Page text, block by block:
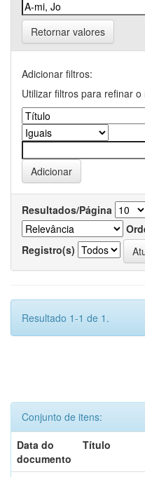
Retornar valores
Adicionar filtros:
Utilizar filtros para refinar
Resultados/Página
Registro(s)
Resultado 1-1 de 1.
Conjunto de itens:
Data do
documento
Título